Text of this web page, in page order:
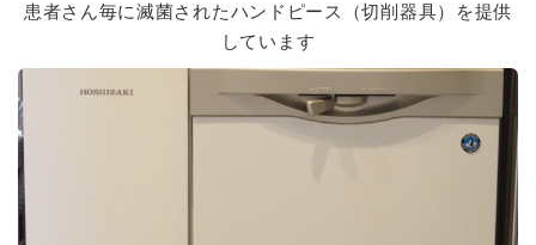
患者さん毎に滅菌されたハンドピース（切削器具）を提供
しています